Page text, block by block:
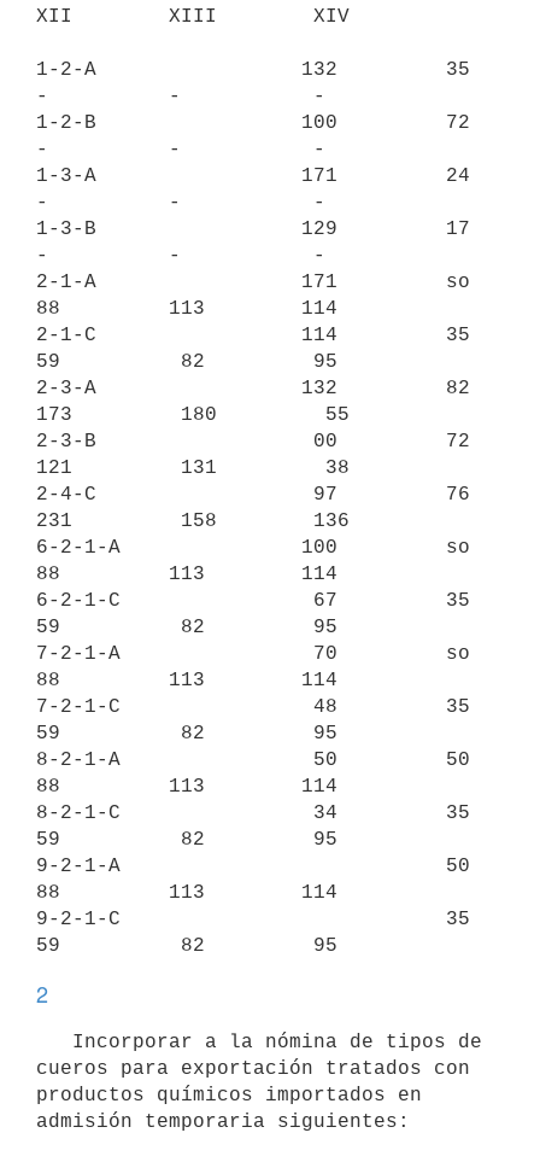
XII        XIII        XIV
1-2-A                 132         35
-          -           -
1-2-B                 100         72
-          -           -
1-3-A                 171         24
-          -           -
1-3-B                 129         17
-          -           -
2-1-A                 171         so
88         113        114
2-1-C                 114         35
59          82         95
2-3-A                 132         82
173         180         55
2-3-B                  00         72
121         131         38
2-4-C                  97         76
231         158        136
6-2-1-A               100         so
88         113        114
6-2-1-C                67         35
59          82         95
7-2-1-A                70         so
88         113        114
7-2-1-C                48         35
59          82         95
8-2-1-A                50         50
88         113        114
8-2-1-C                34         35
59          82         95
9-2-1-A                           50
88         113        114
9-2-1-C                           35
2
cueros para exportación tratados con
productos químicos importados en
admisión temporaria siguientes: